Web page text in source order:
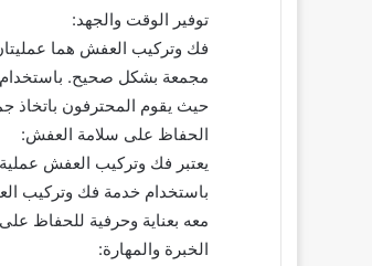
توفير الوقت والجهد:
فك وتركيب العفش هما
مجمعة بشكل صحيح. باستخدام
حيث يقوم المحترفون باتخاذ
الحفاظ على سلامة العفش:
يعتبر فك وتركيب العفش
باستخدام خدمة فك وتركيب
معه بعناية وحرفية للحفاظ
الخبرة والمهارة: